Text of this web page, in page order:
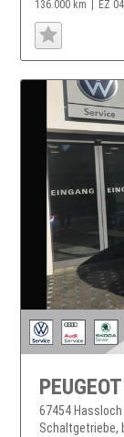
136.000 km EZ
67454
Schaltgetriebe,